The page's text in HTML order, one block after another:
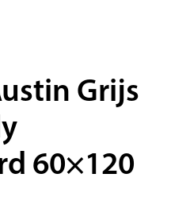
Grijs
60×120